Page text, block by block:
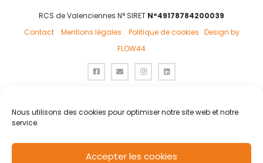
Nous utilisons des cookies pour optimiser notre site web et notre
service.
Accepter les cookies
RCS de Valenciennes N° SIRET N°49178784200039
Contact
Mentions légales Politique de cookies Design by
FLOW44